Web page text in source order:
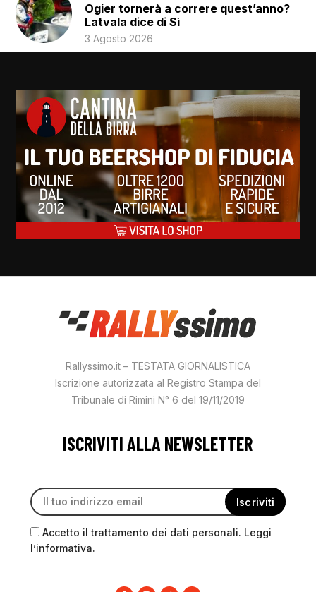
Ogier tornerà a correre quest’anno?
Latvala dice di Sì
3 Agosto 2026
Rallyssimo.it – TESTATA GIORNALISTICA
Iscrizione autorizzata al Registro Stampa del
Tribunale di Rimini N° 6 del 19/11/2019
ISCRIVITI ALLA NEWSLETTER
Accetto il trattamento dei dati personali. Leggi
l’informativa.